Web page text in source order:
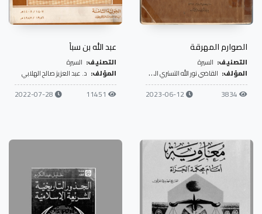
الصوارم المهرقة
التصنيف: السيرة
المؤلف: القاضي نور الله التستري الشهيد
3834
2023-06-12
عبد الله بن سبأ
التصنيف: السيرة
المؤلف: د. عبد العزيز صالح الهلابي
11451
2022-07-28